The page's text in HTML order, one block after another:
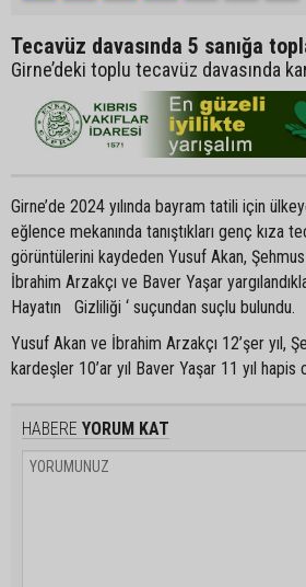
Tecavüz davasında 5 sanığa
Girne’deki toplu tecavüz davasında
Girne’de 2024 yılında bayram tatili için
eğlence mekanında tanıştıkları genç kıza
görüntülerini kaydeden Yusuf Akan,
İbrahim Arzakçı ve Baver Yaşar
Hayatın Gizliliği ‘ suçundan suçlu bulundu.
Yusuf Akan ve İbrahim Arzakçı 12’şer yıl,
kardeşler 10’ar yıl Baver Yaşar 11 yıl hapis
HABERE YORUM KAT